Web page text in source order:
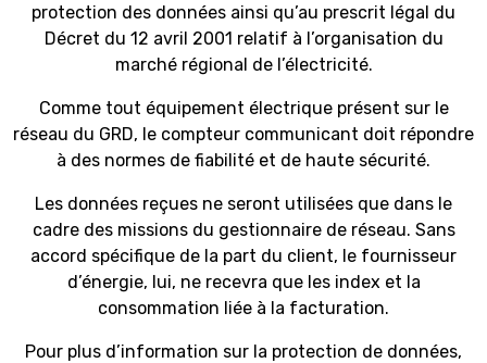
protection des données ainsi qu’au prescrit légal du
Décret du 12 avril 2001 relatif à l’organisation du
marché régional de l’électricité.
Comme tout équipement électrique présent sur le
réseau du GRD, le compteur communicant doit répondre
à des normes de fiabilité et de haute sécurité.
Les données reçues ne seront utilisées que dans le
cadre des missions du gestionnaire de réseau. Sans
accord spécifique de la part du client, le fournisseur
d’énergie, lui, ne recevra que les index et la
consommation liée à la facturation.
Pour plus d’information sur la protection de données,